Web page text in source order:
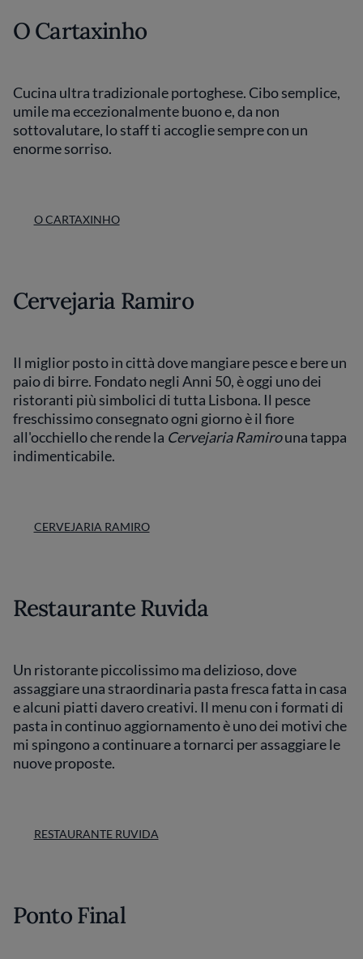
O Cartaxinho
Cucina ultra tradizionale portoghese. Cibo semplice,
umile ma eccezionalmente buono e, da non
sottovalutare, lo staff ti accoglie sempre con un
enorme sorriso.
O CARTAXINHO
Cervejaria Ramiro
Il miglior posto in città dove mangiare pesce e bere un
paio di birre. Fondato negli Anni 50, è oggi uno dei
ristoranti più simbolici di tutta Lisbona. Il pesce
freschissimo consegnato ogni giorno è il fiore
all'occhiello che rende la Cervejaria Ramirouna tappa
indimenticabile.
CERVEJARIA RAMIRO
Restaurante Ruvida
Un ristorante piccolissimo ma delizioso, dove
assaggiare una straordinaria pasta fresca fatta in casa
e alcuni piatti davero creativi. Il menu con i formati di
pasta in continuo aggiornamento è uno dei motivi che
mi spingono a continuare a tornarci per assaggiare le
nuove proposte.
RESTAURANTE RUVIDA
Ponto Final